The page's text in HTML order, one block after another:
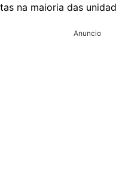
na maioria das
Anuncio